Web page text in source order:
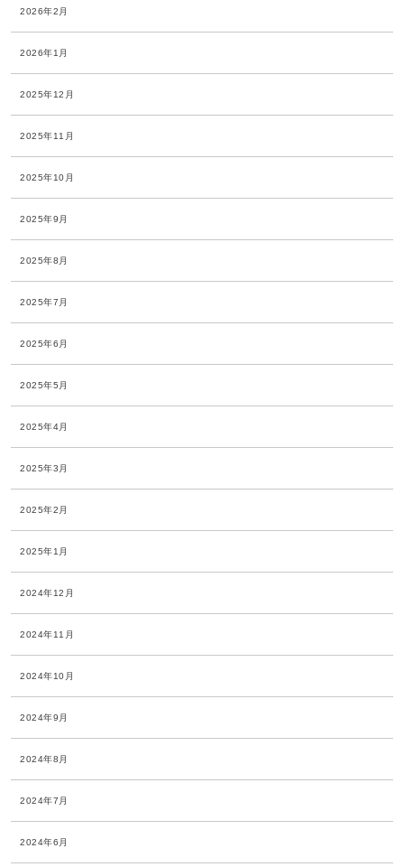
2026年2月
2026年1月
2025年12月
2025年11月
2025年10月
2025年9月
2025年8月
2025年7月
2025年6月
2025年5月
2025年4月
2025年3月
2025年2月
2025年1月
2024年12月
2024年11月
2024年10月
2024年9月
2024年8月
2024年7月
2024年6月